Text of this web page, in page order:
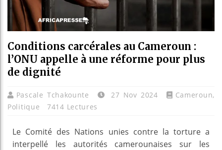
Conditions carcérales au Cameroun :
l’ONU appelle à une réforme pour plus
de dignité
Pascale Tchakounte 27 Nov 2024 Cameroun,
Politique
7414 Lectures
Le Comité des Nations unies contre la torture a
interpellé les autorités camerounaises sur les